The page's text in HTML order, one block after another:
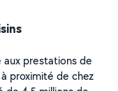
prestations de
proximité de chez